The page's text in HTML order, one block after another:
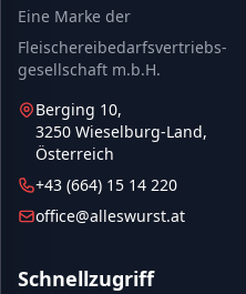
Eine Marke der
Fleischereibedarfsvertriebs-
gesellschaft m.b.H.
Berging 10,
3250 Wieselburg-Land,
Österreich
+43 (664) 15 14 220
office@alleswurst.at
Schnellzugriff